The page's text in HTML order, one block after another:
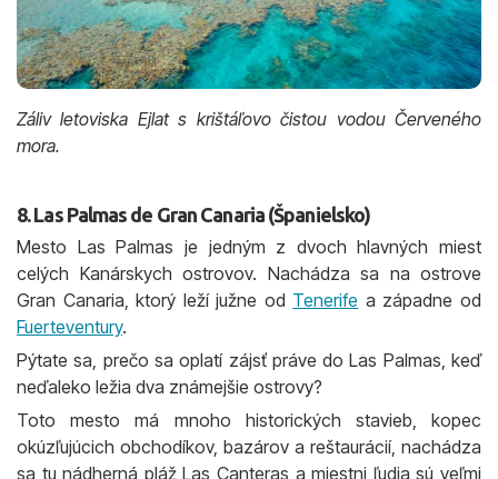
Záliv letoviska Ejlat s krištáľovo čistou vodou Červeného
mora.
8. Las Palmas de Gran Canaria (Španielsko)
Mesto Las Palmas je jedným z dvoch hlavných miest
celých Kanárskych ostrovov. Nachádza sa na ostrove
Gran Canaria, ktorý leží južne od Tenerife a západne od
Fuerteventury.
Pýtate sa, prečo sa oplatí zájsť práve do Las Palmas, keď
neďaleko ležia dva známejšie ostrovy?
Toto mesto má mnoho historických stavieb, kopec
okúzľujúcich obchodíkov, bazárov a reštaurácií, nachádza
sa tu nádherná pláž Las Canteras a miestni ľudia sú veľmi